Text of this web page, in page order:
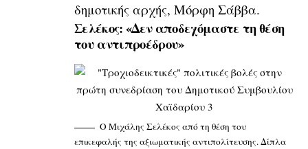
δημοτικής αρχής, Μόρφη Σάββα.
Σελέκος: «Δεν αποδεχόμαστε τη θέση
του αντιπροέδρου»
Ο Μιχάλης Σελέκος από τη θέση του
επικεφαλής της αξιωματικής αντιπολίτευσης. Δίπλα